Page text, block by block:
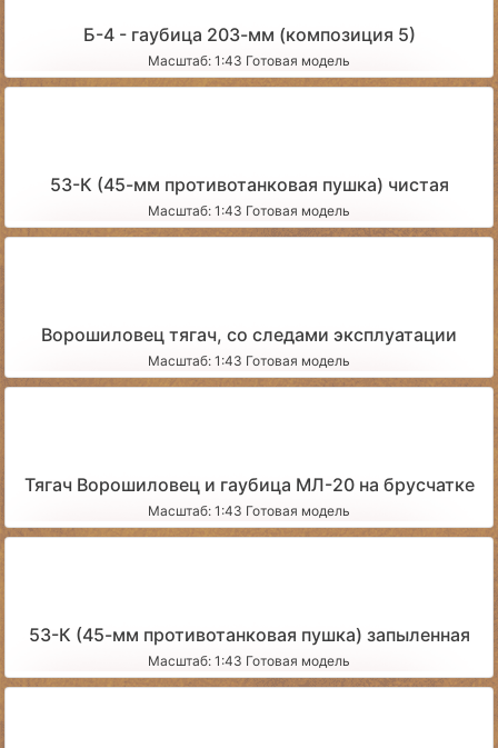
Б-4 - гаубица 203-мм (композиция 5)
Масштаб: 1:43 Готовая модель
53-К (45-мм противотанковая пушка) чистая
Масштаб: 1:43 Готовая модель
Ворошиловец тягач, со следами эксплуатации
Масштаб: 1:43 Готовая модель
Тягач Ворошиловец и гаубица МЛ-20 на брусчатке
Масштаб: 1:43 Готовая модель
53-К (45-мм противотанковая пушка) запыленная
Масштаб: 1:43 Готовая модель